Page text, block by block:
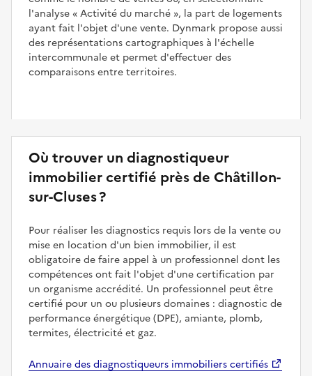
l'analyse
Activité du marché , la part de logements
ayant fait l'objet d'une vente. Dynmark propose aussi
des représentations cartographiques à l'échelle
intercommunale et permet d'effectuer des
comparaisons entre territoires.
Où trouver un diagnostiqueur
immobilier certifié près de Châtillon-
sur-Cluses ?
Pour réaliser les diagnostics requis lors de la vente ou
mise en location d'un bien immobilier, il est
obligatoire de faire appel à un professionnel dont les
compétences ont fait l'objet d'une certification par
un organisme accrédité. Un professionnel peut être
certifié pour un ou plusieurs domaines : diagnostic de
performance énergétique (DPE), amiante, plomb,
termites, électricité et gaz.
Annuaire des diagnostiqueurs immobiliers certifiés